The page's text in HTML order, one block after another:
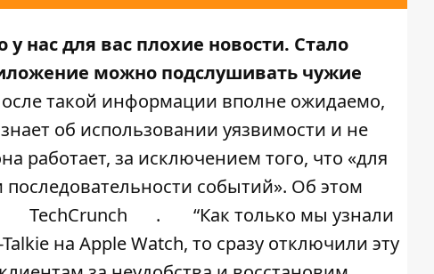
нас для вас плохие новости. Стало
можно подслушивать чужие
такой информации вполне ожидаемо,
об использовании уязвимости и не
работает, за исключением того, что «для
событий». Об этом
TechCrunch .
“Как только мы узнали
на Apple Watch, то сразу отключили эту